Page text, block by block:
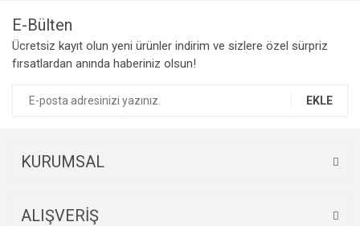
Ürün resmi kalitesiz, bozuk veya görüntülenemiyor.
Ürün açıklamasında eksik bilgiler bulunuyor.
E-Bülten
Ücretsiz kayıt olun yeni ürünler indirim ve sizlere özel sürpriz
fırsatlardan anında haberiniz olsun!
EKLE
KURUMSAL
ALIŞVERİŞ